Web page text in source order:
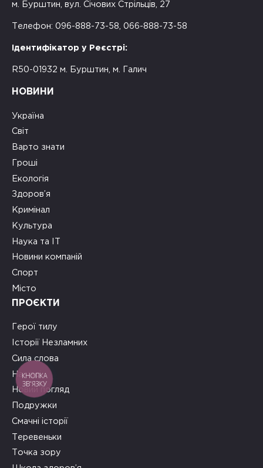
м. Бурштин, вул. Січових Стрільців, 27
Телефон: 096-888-73-58, 066-888-73-58
Ідентифікатор у Реєстрі:
R50-01932 м. Бурштин, м. Галич
НОВИНИ
Україна
Світ
Варто знати
Гроші
Екологія
Здоров’я
Кримінал
Культура
Наука та ІТ
Новини компаній
Спорт
Місто
ПРОЄКТИ
Герої тилу
Історії Незламних
Сила слова
На часі
Новий погляд
Подружки
Смачні історії
Теревеньки
Точка зору
КНОПКА
ЗВ'ЯЗКУ